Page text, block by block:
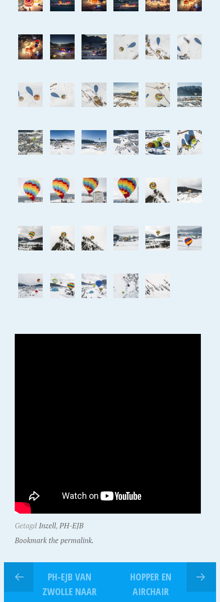
Getagd Inzell, PH-EJB
Bookmark the permalink.
PH-EJB VAN
ZWOLLE NAAR
HOPPER EN
AIRCHAIR